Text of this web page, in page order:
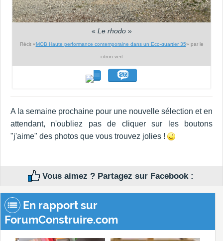
« Le rhodo»
Récit «MOB Haute performance contemporaine dans un Eco-quartier 35» par le
citron vert
A la semaine prochaine pour une nouvelle sélection et en
attendant, n'oubliez pas de cliquer sur les boutons
"j'aime" des photos que vous trouvez jolies !
Vous aimez ? Partagez sur Facebook :
En rapport sur
ForumConstruire.com